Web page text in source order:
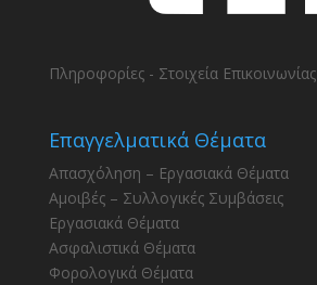
Πληροφορίες - Στοιχεία Επικοινωνίας
Επαγγελματικά Θέματα
Απασχόληση – Εργασιακά Θέματα
Αμοιβές – Συλλογικές Συμβάσεις
Εργασιακά Θέματα
Ασφαλιστικά Θέματα
Φορολογικά Θέματα